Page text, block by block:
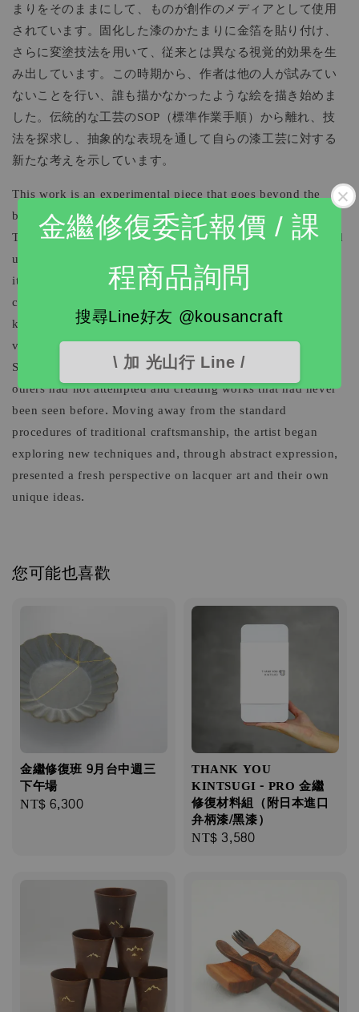
金繼修復委託報價 / 課
程商品詢問
搜尋Line好友 @kousancraft
\ 加 光山行 Line /
まりをそのままにして、ものが創作のメディアとして使用
されています。固化した漆のかたまりに金箔を貼り付け、
さらに変塗技法を用いて、従来とは異なる視覚的効果を生
み出しています。この時期から、作者は他の人が試みてい
ないことを行い、誰も描かなかったような絵を描き始めま
した。伝統的な工芸のSOP（標準作業手順）から離れ、技
法を探求し、抽象的な表現を通して自らの漆工芸に対する
新たな考えを示しています。
This work is an experimental piece that goes beyond the
boundaries of traditional lacquer craftsmanship.
Traditionally, solidified lacquer was ground into powder and
used as a material, but in this work, the solidified lacquer
itself is left intact and used directly as the medium for
creation. Gold leaf is applied to the solid lacquer, and
kawari-nuri lacquer techniques are employed, producing a
visual effect that differs from conventional approaches.
Starting from this period, the artist began doing things that
others had not attempted and creating works that had never
been seen before. Moving away from the standard
procedures of traditional craftsmanship, the artist began
exploring new techniques and, through abstract expression,
presented a fresh perspective on lacquer art and their own
unique ideas.
您可能也喜歡
金繼修復班 9月台中週三
下午場
Regular
NT$ 6,300
THANK YOU
KINTSUGI - PRO 金繼
修復材料組（附日本進口
弁柄漆/黑漆）
Regular
NT$ 3,580